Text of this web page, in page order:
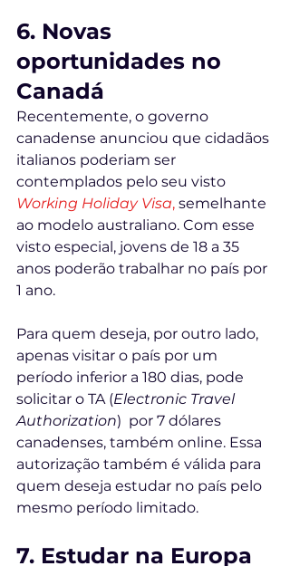
6. Novas
oportunidades no
Canadá
Recentemente, o governo
canadense anunciou que cidadãos
italianos poderiam ser
contemplados pelo seu visto
Working Holiday Visa, semelhante
ao modelo australiano. Com esse
visto especial, jovens de 18 a 35
anos poderão trabalhar no país por
1 ano.
Para quem deseja, por outro lado,
apenas visitar o país por um
período inferior a 180 dias, pode
solicitar o TA (Electronic Travel
Authorization)  por 7 dólares
canadenses, também online. Essa
autorização também é válida para
quem deseja estudar no país pelo
mesmo período limitado.
7. Estudar na Europa